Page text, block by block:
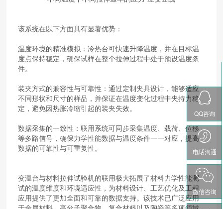
该系统在以下方面具有显著优势：
温度环境的精准模拟：冷热台可快速升降温度，并在目标温
度点保持稳定，确保试样在整个拉伸过程中处于预设温度条
件。
装夹方式的兼容性与可靠性：通过定制夹具设计，能够适应
不同形状和尺寸的样品，并保证在温度变化过程中夹持力稳
定，避免因热胀冷缩引起的装夹失效。
数据采集的一致性：联用系统可同步采集温度、载荷、位移
等多路信号，确保力学性能数据与温度条件一一对应，提高
数据的可靠性与可重复性。
变温台与材料拉伸试验机的联用极大拓展了材料力学性能测
试的温度维度和环境适应性，为材料设计、工艺优化及工程
应用提供了更加全面和可靠的数据支持。该技术已广泛应用
QQ咨询
电话沟通
微信咨询